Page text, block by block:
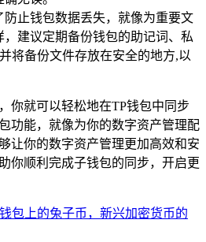
防止钱包数据丢失，就像为重要文
建议定期备份钱包的助记词、私
将备份文件存放在安全的地方,以
你就可以轻松地在TP钱包中同步
功能，就像为你的数字资产管理配
让你的数字资产管理更加高效和安
你顺利完成子钱包的同步，开启更
包上的兔子币，新兴加密货币的